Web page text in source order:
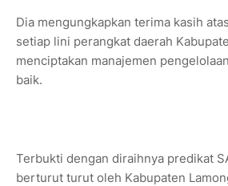
Dia mengungkapkan terima kasih
setiap lini perangkat daerah
menciptakan manajemen
baik.
Terbukti dengan diraihnya predikat
berturut turut oleh Kabupaten